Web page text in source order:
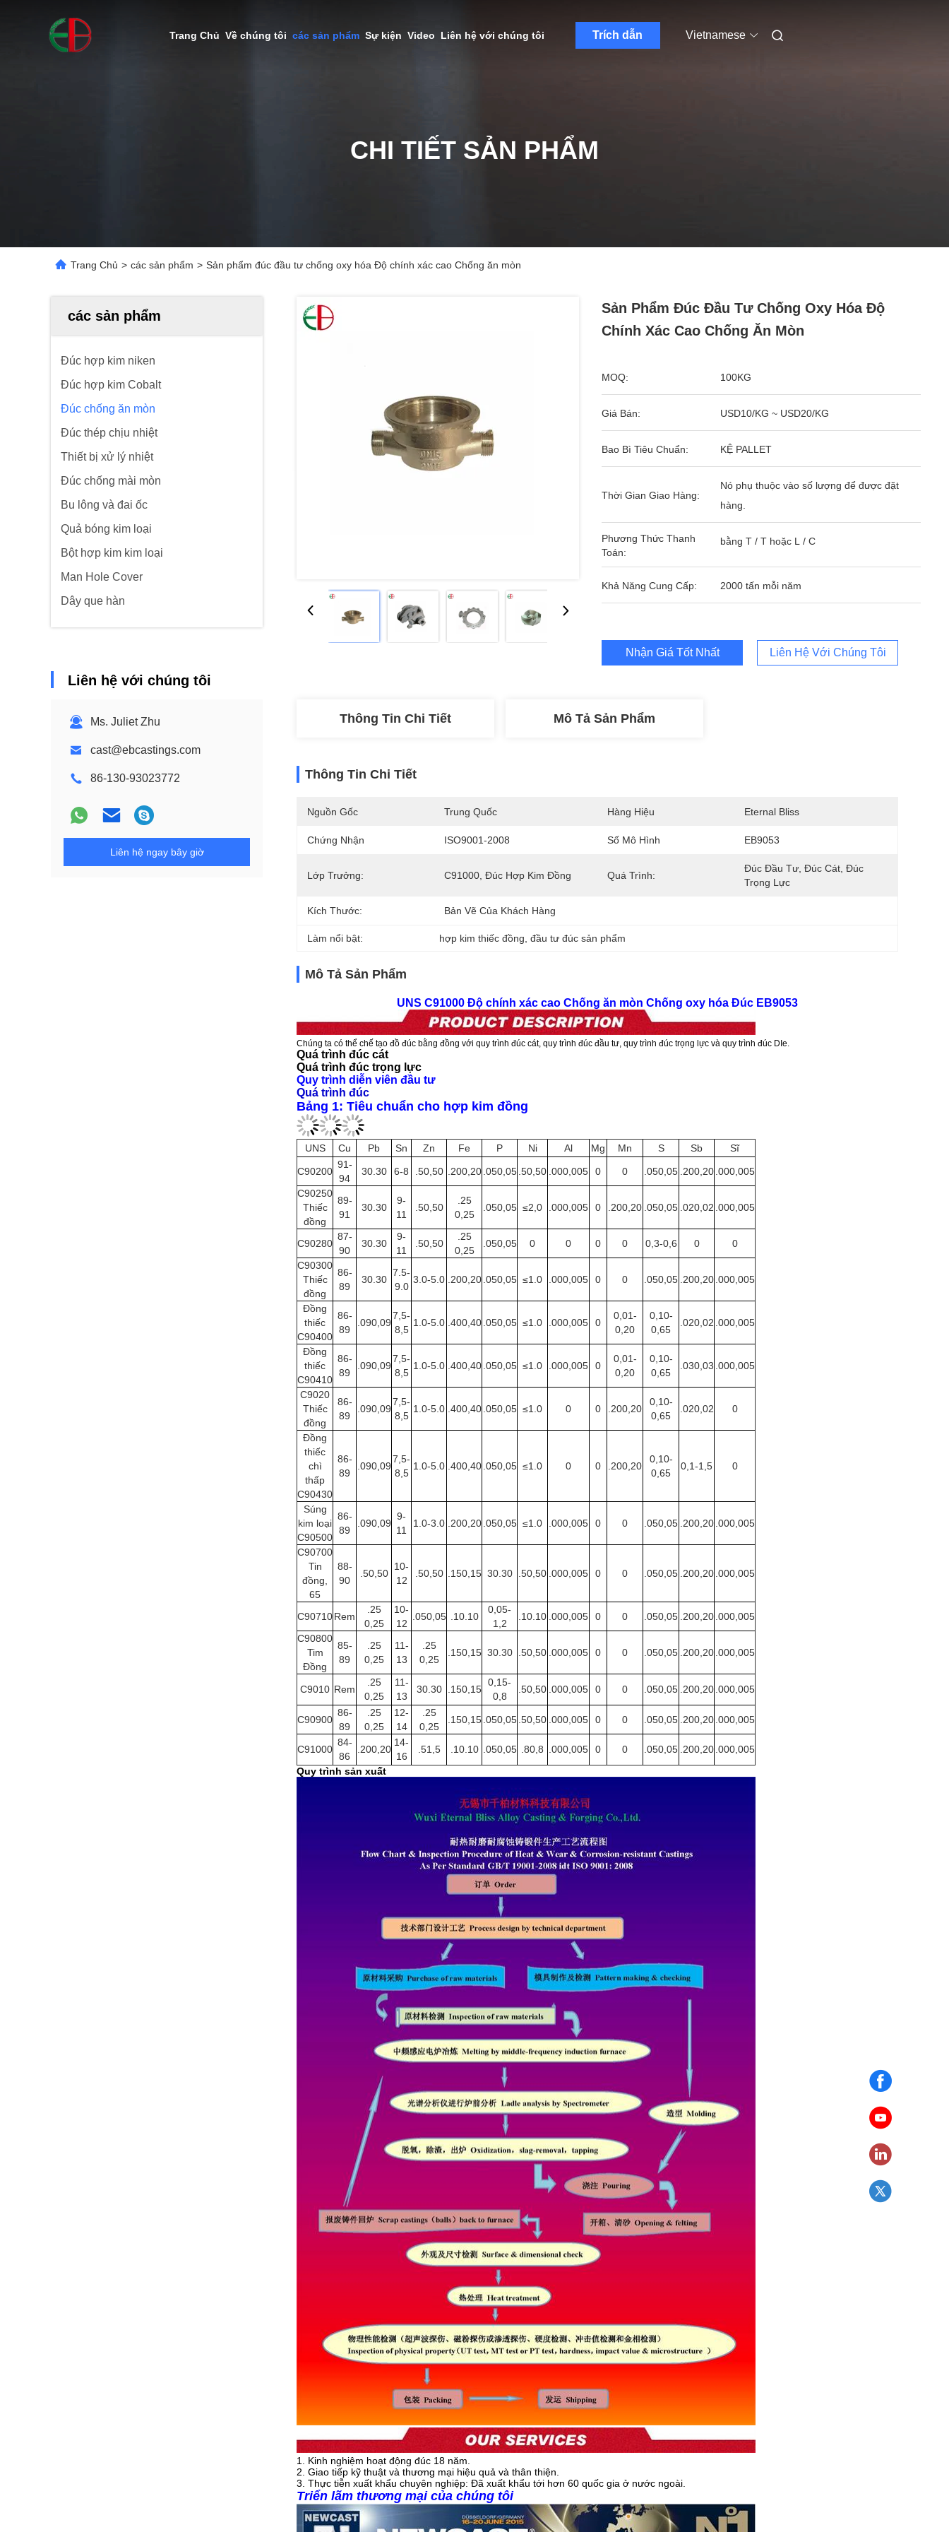
Trang Chủ Về chúng tôi các sản phẩm Sự kiện Video Liên hệ với chúng tôi Trích dẫn Vietnamese
CHI TIẾT SẢN PHẨM
Trang Chủ > các sản phẩm > Sản phẩm đúc đầu tư chống oxy hóa Độ chính xác cao Chống ăn mòn
các sản phẩm
Đúc hợp kim niken
Đúc hợp kim Cobalt
Đúc chống ăn mòn
Đúc thép chịu nhiệt
Thiết bị xử lý nhiệt
Đúc chống mài mòn
Bu lông và đai ốc
Quả bóng kim loại
Bột hợp kim kim loại
Man Hole Cover
Dây que hàn
Liên hệ với chúng tôi
Ms. Juliet Zhu
cast@ebcastings.com
86-130-93023772
Liên hệ ngay bây giờ
Sản Phẩm Đúc Đầu Tư Chống Oxy Hóa Độ
Chính Xác Cao Chống Ăn Mòn
MOQ: 100KG
Giá Bán: USD10/KG ~ USD20/KG
Bao Bì Tiêu Chuẩn: KỆ PALLET
Thời Gian Giao Hàng:
Nó phụ thuộc vào số lượng để được đặt
hàng.
Phương Thức Thanh
Toán:
bằng T / T hoặc L / C
Khả Năng Cung Cấp: 2000 tấn mỗi năm
Nhận Giá Tốt Nhất Liên Hệ Với Chúng Tôi
Thông Tin Chi Tiết Mô Tả Sản Phẩm
Thông Tin Chi Tiết
Nguồn Gốc Trung Quốc Hàng Hiệu Eternal Bliss
Chứng Nhận ISO9001-2008 Số Mô Hình EB9053
Lớp Trưởng: C91000, Đúc Hợp Kim Đồng Quá Trình:
Đúc Đầu Tư, Đúc Cát, Đúc
Trọng Lực
Kích Thước: Bản Vẽ Của Khách Hàng
Làm nổi bật: hợp kim thiếc đồng , đầu tư đúc sản phẩm
Mô Tả Sản Phẩm
UNS C91000 Độ chính xác cao Chống ăn mòn Chống oxy hóa Đúc EB9053
Chúng ta có thể chế tạo đồ đúc bằng đồng với quy trình đúc cát, quy trình đúc đầu tư, quy trình đúc trọng lực và quy trình đúc DIe.
Quá trình đúc cát
Quá trình đúc trọng lực
Quy trình diễn viên đầu tư
Quá trình đúc
Bảng 1: Tiêu chuẩn cho hợp kim đồng
UNS Cu Pb Sn Zn Fe P Ni Al Mg Mn S Sb Sĩ
C90200
91-
94
30.30 6-8 .50,50 .200,20 .050,05 .50,50 .000,005 0 0 .050,05 .200,20 .000,005
C90250
Thiếc
đồng
89-
91
30.30
9-
11
.50,50
.25
0,25
.050,05 ≤2,0 .000,005 0 .200,20 .050,05 .020,02 .000,005
C90280
87-
90
30.30
9-
11
.50,50
.25
0,25
.050,05 0 0 0 0 0,3-0,6 0
0
C90300
Thiếc
đồng
86-
89
30.30
7.5-
9.0
3.0-5.0 .200,20 .050,05 ≤1.0 .000,005 0 0 .050,05 .200,20 .000,005
Đồng
thiếc
C90400
86-
89
.090,09
7,5-
8,5
1.0-5.0 .400,40 .050,05 ≤1.0 .000,005 0
0,01-
0,20
0,10-
0,65
.020,02 .000,005
Đồng
thiếc
C90410
86-
89
.090,09
7,5-
8,5
1.0-5.0 .400,40 .050,05 ≤1.0 .000,005 0
0,01-
0,20
0,10-
0,65
.030,03 .000,005
C9020
Thiếc
đồng
86-
89
.090,09
7,5-
8,5
1.0-5.0 .400,40 .050,05 ≤1.0 0 0 .200,20
0,10-
0,65
.020,02 0
Đồng
thiếc
chì
thấp
C90430
86-
89
.090,09
7,5-
8,5
1.0-5.0 .400,40 .050,05 ≤1.0 0 0 .200,20
0,10-
0,65
0,1-1,5 0
Súng
kim loại
C90500
86-
89
.090,09
9-
11
1.0-3.0 .200,20 .050,05 ≤1.0 .000,005 0 0 .050,05 .200,20 .000,005
C90700
Tin
đồng,
65
88-
90
.50,50
10-
12
.50,50 .150,15 30.30 .50,50 .000,005 0 0 .050,05 .200,20 .000,005
C90710Rem
.25
0,25
10-
12
.050,05 .10.10
0,05-
1,2
.10.10 .000,005 0 0 .050,05 .200,20 .000,005
C90800
Tim
Đồng
85-
89
.25
0,25
11-
13
.25
0,25
.150,15 30.30 .50,50 .000,005 0 0 .050,05 .200,20 .000,005
C9010 Rem
.25
0,25
11-
13
30.30 .150,15
0,15-
0,8
.50,50 .000,005 0 0 .050,05 .200,20 .000,005
C90900
86-
89
.25
0,25
12-
14
.25
0,25
.150,15 .050,05 .50,50 .000,005 0 0 .050,05 .200,20 .000,005
C91000
84-
86
.200,20
14-
16
.51,5 .10.10 .050,05 .80,8 .000,005 0 0 .050,05 .200,20 .000,005
Quy trình sản xuất
1. Kinh nghiệm hoạt động đúc 18 năm.
2. Giao tiếp kỹ thuật và thương mại hiệu quả và thân thiện.
3. Thực tiễn xuất khẩu chuyên nghiệp: Đã xuất khẩu tới hơn 60 quốc gia ở nước ngoài.
Triển lãm thương mại của chúng tôi